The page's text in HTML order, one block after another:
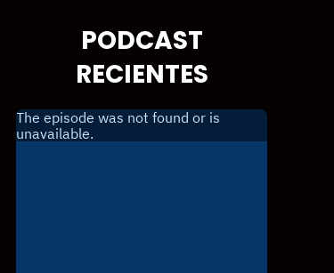
PODCAST
RECIENTES